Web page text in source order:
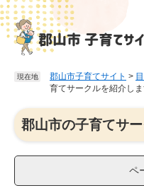
ペ
ー
ジ
メ
ニ
ュ
現在地 郡山市子育てサイト >
育てサークルを紹介し
本
文郡山市の子育てサ
ペ